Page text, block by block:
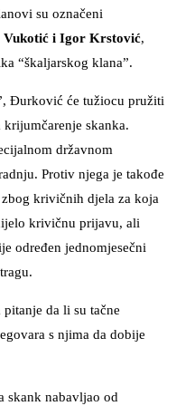
su označeni
i Igor Krstović,
“škaljarskog klana”.
Đurković će tužiocu pružiti
krijumčarenje skanka.
državnom
Protiv njega je takođe
krivičnih djela za koja
krivičnu prijavu, ali
određen jednomjesečni
da li su tačne
s njima da dobije
skank nabavljao od